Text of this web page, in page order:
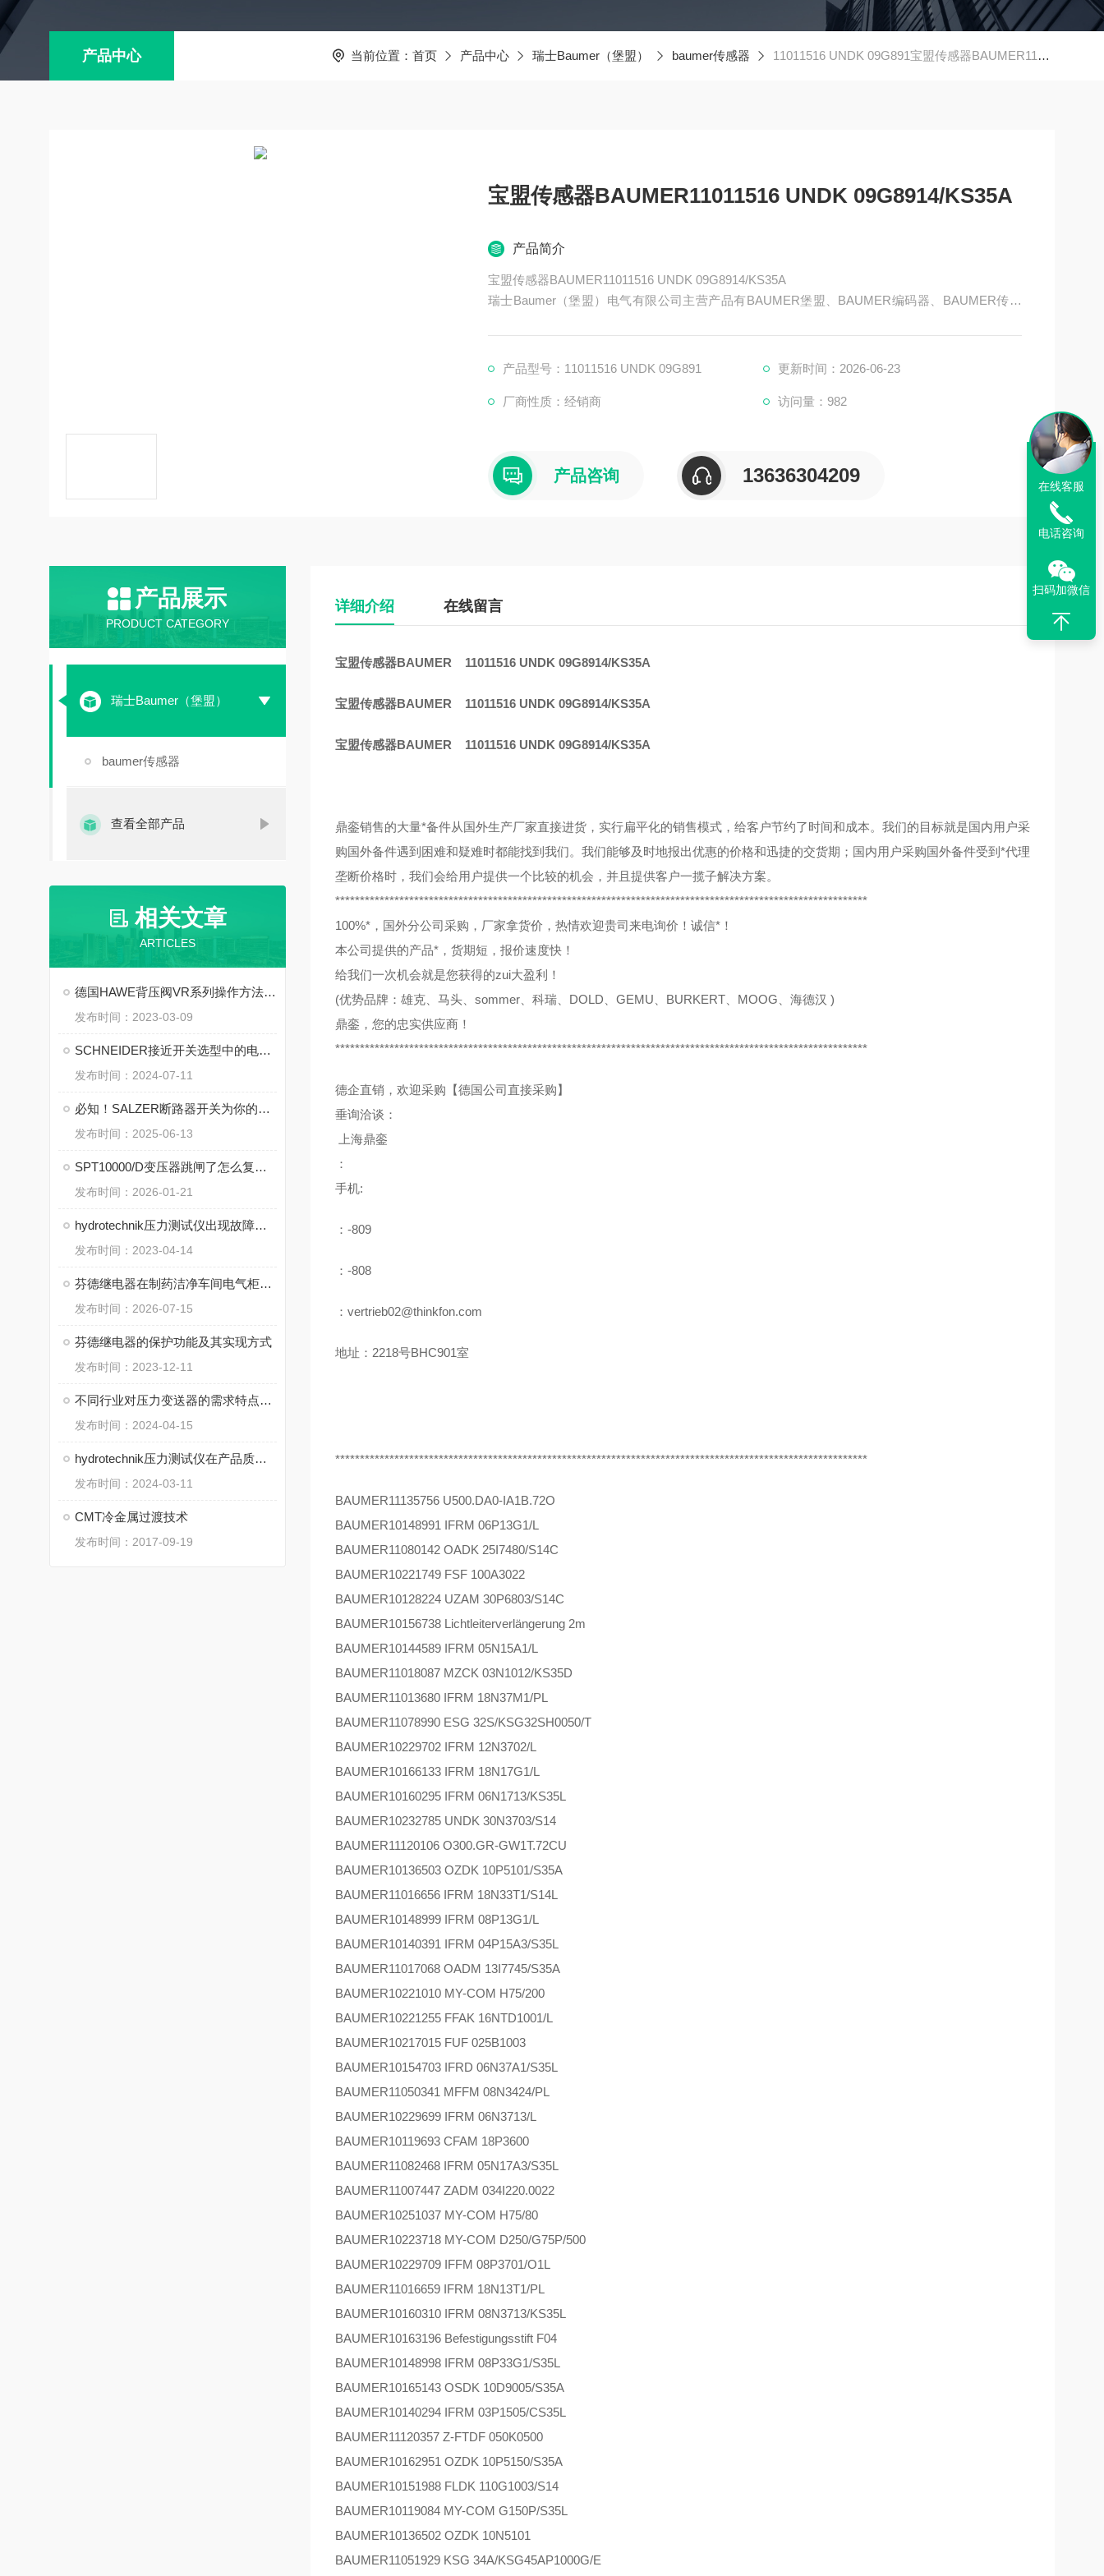
产品中心 当前位置： 首页 产品中心 瑞士Baumer（堡盟） baumer传感器 11011516 UNDK 09G891宝盟传感器BAUMER11011516 UNDK 09G8914/KS35A
宝盟传感器BAUMER11011516 UNDK 09G8914/KS35A
产品简介
宝盟传感器BAUMER11011516 UNDK 09G8914/KS35A
瑞士Baumer（堡盟）电气有限公司主营产品有BAUMER堡盟、BAUMER编码器、BAUMER传感
产品型号：11011516 UNDK 09G891
更新时间：2026-06-23
厂商性质：经销商 访问量：982
产品咨询 13636304209
产品展示
PRODUCT CATEGORY
瑞士Baumer（堡盟）
baumer传感器
查看全部产品
相关文章
ARTICLES
德国HAWE背压阀VR系列操作方法资料下载
发布时间：2023-03-09
SCHNEIDER接近开关选型中的电气参数匹配
发布时间：2024-07-11
必知！SALZER断路器开关为你的用电安全保驾护航
发布时间：2025-06-13
SPT10000/D变压器跳闸了怎么复位？先检查这几个地方
发布时间：2026-01-21
hydrotechnik压力测试仪出现故障从哪几步分析
发布时间：2023-04-14
芬德继电器在制药洁净车间电气柜中的选型注意事项
发布时间：2026-07-15
芬德继电器的保护功能及其实现方式
发布时间：2023-12-11
不同行业对压力变送器的需求特点分析
发布时间：2024-04-15
hydrotechnik压力测试仪在产品质量控制中的关键作用
发布时间：2024-03-11
CMT冷金属过渡技术
发布时间：2017-09-19
详细介绍 在线留言
宝盟传感器BAUMER 11011516 UNDK 09G8914/KS35A
宝盟传感器BAUMER 11011516 UNDK 09G8914/KS35A
宝盟传感器BAUMER 11011516 UNDK 09G8914/KS35A
鼎銮销售的大量*备件从国外生产厂家直接进货，实行扁平化的销售模式，给客户节约了时间和成本。我们的目标就是国内用户采
购国外备件遇到困难和疑难时都能找到我们。我们能够及时地报出优惠的价格和迅捷的交货期；国内用户采购国外备件受到*代理
垄断价格时，我们会给用户提供一个比较的机会，并且提供客户一揽子解决方案。
************************************************************************************************************
100%*，国外分公司采购，厂家拿货价，热情欢迎贵司来电询价！诚信*！
本公司提供的产品*，货期短，报价速度快！
给我们一次机会就是您获得的zui大盈利！
(优势品牌：雄克、马头、sommer、科瑞、DOLD、GEMU、BURKERT、MOOG、海德汉 )
鼎銮，您的忠实供应商！
************************************************************************************************************
德企直销，欢迎采购【德国公司直接采购】
垂询洽谈：
上海鼎銮
：
手机:
：-809
：-808
：vertrieb02@thinkfon.com
地址：2218号BHC901室
************************************************************************************************************
BAUMER11135756 U500.DA0-IA1B.72O
BAUMER10148991 IFRM 06P13G1/L
BAUMER11080142 OADK 25I7480/S14C
BAUMER10221749 FSF 100A3022
BAUMER10128224 UZAM 30P6803/S14C
BAUMER10156738 Lichtleiterverlängerung 2m
BAUMER10144589 IFRM 05N15A1/L
BAUMER11018087 MZCK 03N1012/KS35D
BAUMER11013680 IFRM 18N37M1/PL
BAUMER11078990 ESG 32S/KSG32SH0050/T
BAUMER10229702 IFRM 12N3702/L
BAUMER10166133 IFRM 18N17G1/L
BAUMER10160295 IFRM 06N1713/KS35L
BAUMER10232785 UNDK 30N3703/S14
BAUMER11120106 O300.GR-GW1T.72CU
BAUMER10136503 OZDK 10P5101/S35A
BAUMER11016656 IFRM 18N33T1/S14L
BAUMER10148999 IFRM 08P13G1/L
BAUMER10140391 IFRM 04P15A3/S35L
BAUMER11017068 OADM 13I7745/S35A
BAUMER10221010 MY-COM H75/200
BAUMER10221255 FFAK 16NTD1001/L
BAUMER10217015 FUF 025B1003
BAUMER10154703 IFRD 06N37A1/S35L
BAUMER11050341 MFFM 08N3424/PL
BAUMER10229699 IFRM 06N3713/L
BAUMER10119693 CFAM 18P3600
BAUMER11082468 IFRM 05N17A3/S35L
BAUMER11007447 ZADM 034I220.0022
BAUMER10251037 MY-COM H75/80
BAUMER10223718 MY-COM D250/G75P/500
BAUMER10229709 IFFM 08P3701/O1L
BAUMER11016659 IFRM 18N13T1/PL
BAUMER10160310 IFRM 08N3713/KS35L
BAUMER10163196 Befestigungsstift F04
BAUMER10148998 IFRM 08P33G1/S35L
BAUMER10165143 OSDK 10D9005/S35A
BAUMER10140294 IFRM 03P1505/CS35L
BAUMER11120357 Z-FTDF 050K0500
BAUMER10162951 OZDK 10P5150/S35A
BAUMER10151988 FLDK 110G1003/S14
BAUMER10119084 MY-COM G150P/S35L
BAUMER10136502 OZDK 10N5101
BAUMER11051929 KSG 34A/KSG45AP1000G/E
在线客服
电话咨询
扫码加微信